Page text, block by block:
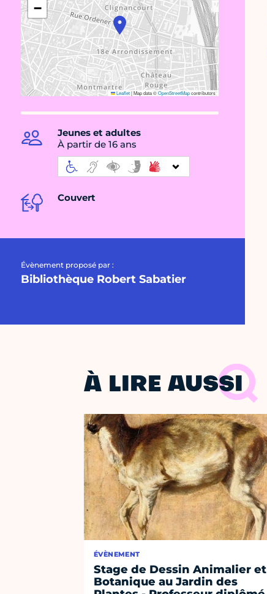
−
Leaflet|Map data ©OpenStreetMapcontributors
Jeunes et adultes
À partir de 16 ans
Couvert
Évènement proposé par :
Bibliothèque Robert Sabatier
À LIRE AUSSI
ÉVÈNEMENT
Stage de Dessin Animalier et
Botanique au Jardin des